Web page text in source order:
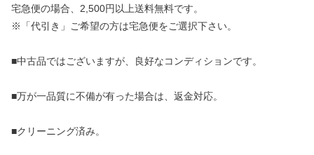
宅急便の場合、2,500円以上送料無料です。
※「代引き」ご希望の方は宅急便をご選択下さい。
■中古品ではございますが、良好なコンディションです。
■万が一品質に不備が有った場合は、返金対応。
■クリーニング済み。